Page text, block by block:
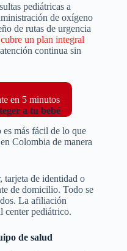
pediátricas a
de oxígeno
de rutas de urgencia
un plan integral
continua sin
en 5 minutos
a tu bebé
más fácil de lo que
Colombia de manera
tarjeta de identidad o
de domicilio. Todo se
La afiliación
center pediátrico.
de salud